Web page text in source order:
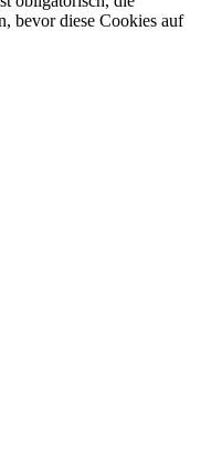
bevor diese Cookies auf